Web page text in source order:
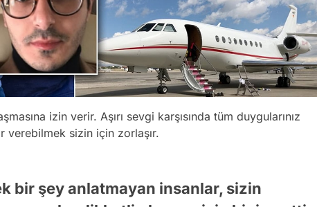
izin verir. Aşırı sevgi karşısında tüm duygularınız
verebilmek sizin için zorlaşır.
bir şey anlatmayan insanlar, sizin